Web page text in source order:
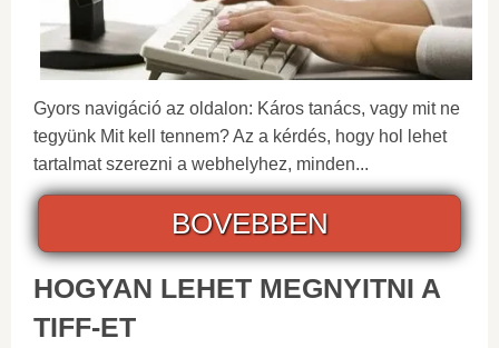
Gyors navigáció az oldalon: Káros tanács, vagy mit ne
tegyünk Mit kell tennem? Az a kérdés, hogy hol lehet
tartalmat szerezni a webhelyhez, minden...
BOVEBBEN
HOGYAN LEHET MEGNYITNI A
TIFF-ET